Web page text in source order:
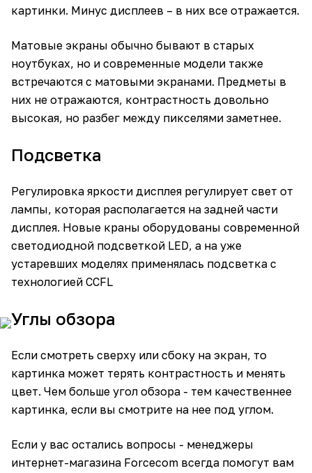
картинки. Минус дисплеев – в них все отражается.
Матовые экраны обычно бывают в старых
ноутбуках, но и современные модели также
встречаются с матовыми экранами. Предметы в
них не отражаются, контрастность довольно
высокая, но разбег между пикселями заметнее.
Подсветка
Регулировка яркости дисплея регулирует свет от
лампы, которая располагается на задней части
дисплея. Новые краны оборудованы современной
светодиодной подсветкой LED, а на уже
устаревших моделях применялась подсветка с
технологией CCFL
Углы обзора
Если смотреть сверху или сбоку на экран, то
картинка может терять контрастность и менять
цвет. Чем больше угол обзора - тем качественнее
картинка, если вы смотрите на нее под углом.
Если у вас остались вопросы - менеджеры
интернет-магазина Forcecom всегда помогут вам